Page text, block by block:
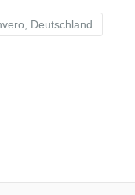
Deutschland